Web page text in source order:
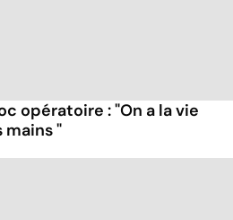
opératoire : "On a la vie
"